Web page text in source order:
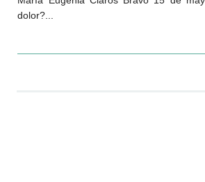
dolor?...